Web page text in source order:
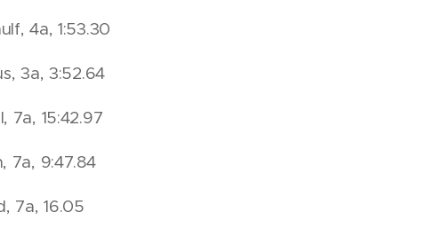
4a, 1:53.30
3a, 3:52.64
7a, 15:42.97
7a, 9:47.84
7a, 16.05